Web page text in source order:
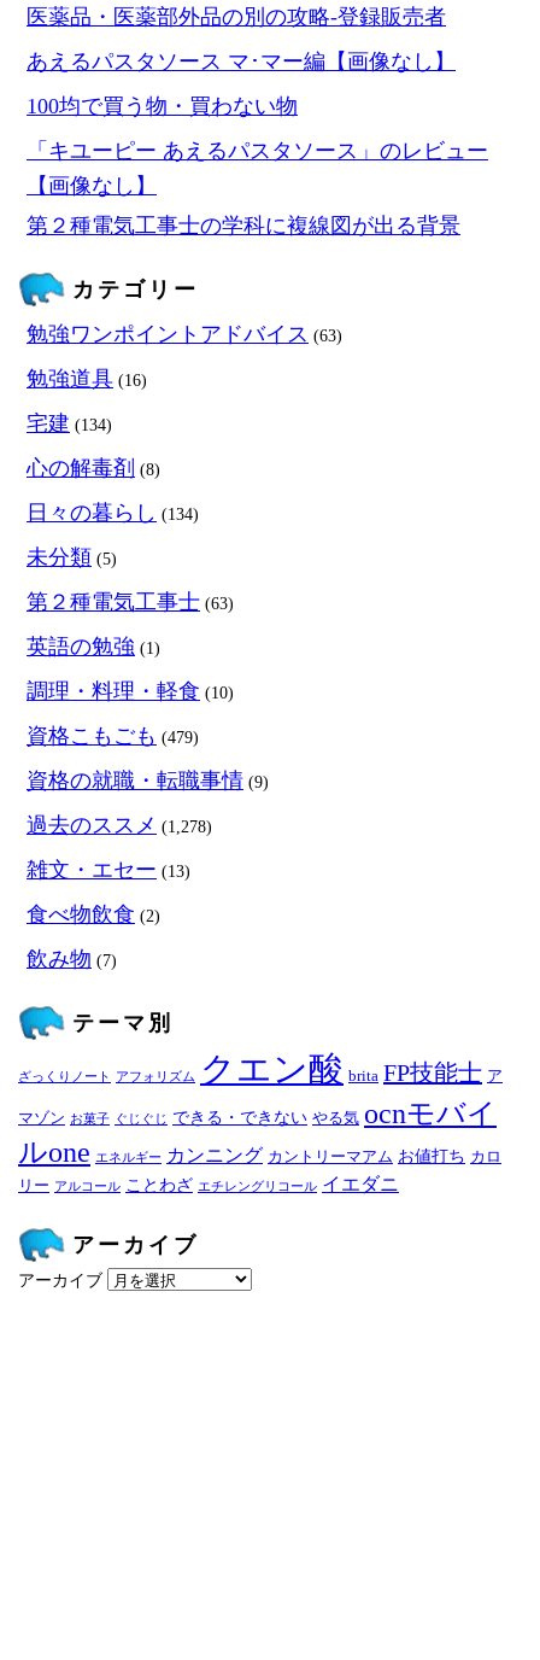
医薬品・医薬部外品の別の攻略‐登録販売者
あえるパスタソース マ･マー編【画像なし】
100均で買う物・買わない物
「キユーピー あえるパスタソース」のレビュー
【画像なし】
第２種電気工事士の学科に複線図が出る背景
カテゴリー
勉強ワンポイントアドバイス (63)
勉強道具 (16)
宅建 (134)
心の解毒剤 (8)
日々の暮らし (134)
未分類 (5)
第２種電気工事士 (63)
英語の勉強 (1)
調理・料理・軽食 (10)
資格こもごも (479)
資格の就職・転職事情 (9)
過去のススメ (1,278)
雑文・エセー (13)
食べ物飲食 (2)
飲み物 (7)
テーマ別
ざっくりノート アフォリズム クエン酸 brita FP技能士 ア
マゾン お菓子 ぐじぐじ できる・できない やる気 ocnモバイ
ルone エネルギー カンニング カントリーマアム お値打ち カロ
リー アルコール ことわざ エチレングリコール イエダニ
アーカイブ
アーカイブ